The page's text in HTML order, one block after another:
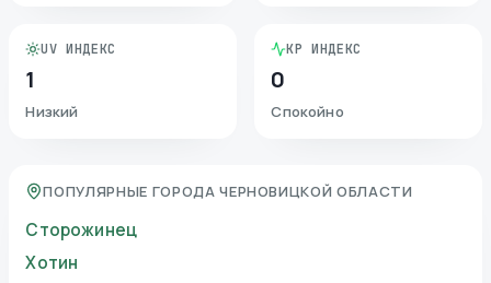
UV ИНДЕКС
1
Низкий
KP ИНДЕКС
0
Спокойно
ПОПУЛЯРНЫЕ ГОРОДА ЧЕРНОВИЦКОЙ ОБЛАСТИ
Сторожинец
Хотин